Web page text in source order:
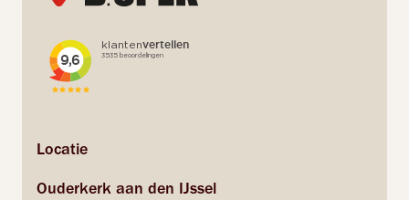
Locatie
Ouderkerk aan den IJssel